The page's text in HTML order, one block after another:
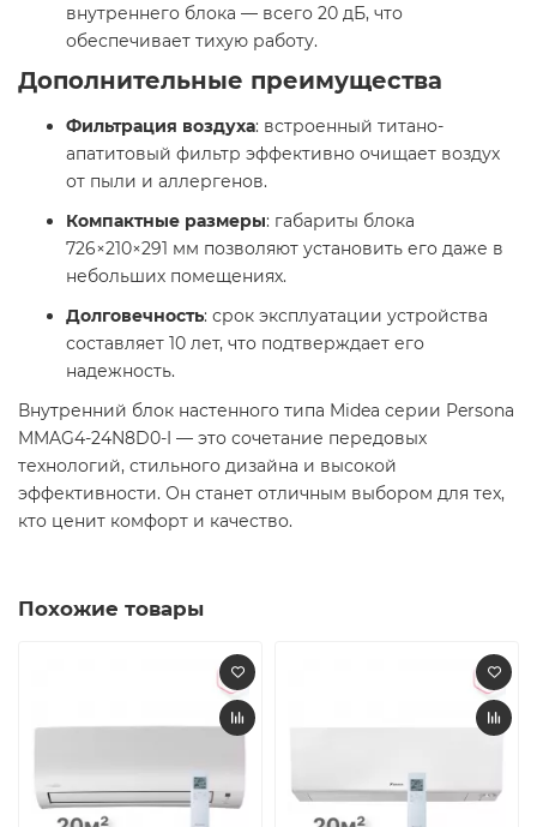
внутреннего блока — всего 20 дБ, что
обеспечивает тихую работу. ​
Дополнительные преимущества
Фильтрация воздуха: встроенный титано-
апатитовый фильтр эффективно очищает воздух
от пыли и аллергенов.​
Компактные размеры: габариты блока
726×210×291 мм позволяют установить его даже в
небольших помещениях.​
Долговечность: срок эксплуатации устройства
составляет 10 лет, что подтверждает его
надежность. ​
Внутренний блок настенного типа Midea серии Persona
MMAG4-24N8D0-I — это сочетание передовых
технологий, стильного дизайна и высокой
эффективности. Он станет отличным выбором для тех,
кто ценит комфорт и качество.​
Похожие товары